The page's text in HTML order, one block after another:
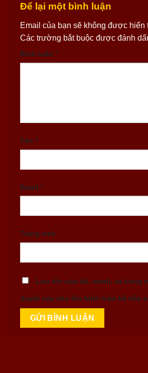
Để lại một bình luận
Email của bạn sẽ không được hiển
Các trường bắt buộc được đánh
Bình luận *
Tên *
Email *
Trang web
Lưu tên của tôi, email, và trang
duyệt này cho lần bình luận kế tiếp